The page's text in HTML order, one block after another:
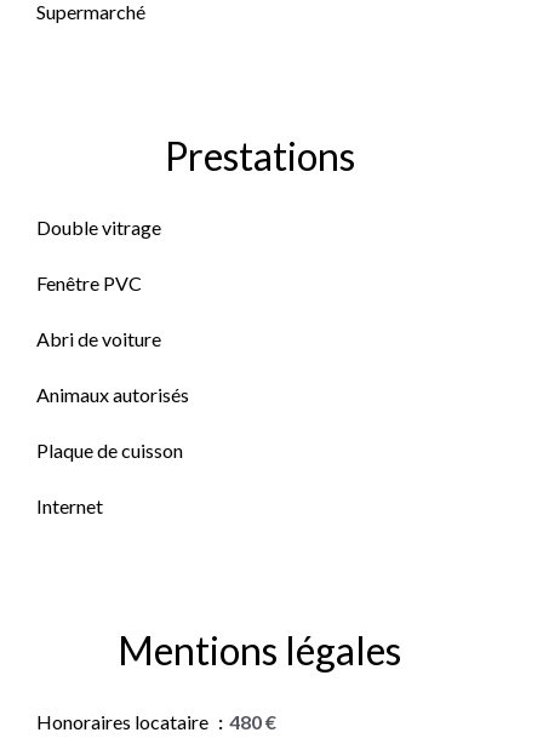
Supermarché
Prestations
Double vitrage
Fenêtre PVC
Abri de voiture
Animaux autorisés
Plaque de cuisson
Internet
Mentions légales
Honoraires locataire 480 €